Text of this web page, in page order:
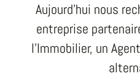
Aujourd'hui nous
entreprise
l’Immobilier, un